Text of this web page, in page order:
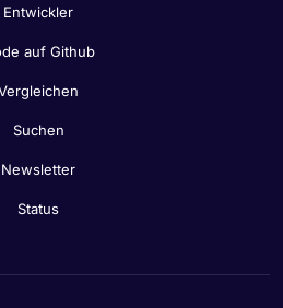
Entwickler
auf Github
Suchen
Newsletter
Status